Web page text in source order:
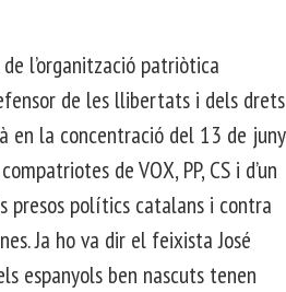
l’organització patriòtica
de les llibertats i dels drets
en la concentració del 13 de juny
de VOX, PP, CS i d’un
presos polítics catalans i contra
Ja ho va dir el feixista José
espanyols ben nascuts tenen